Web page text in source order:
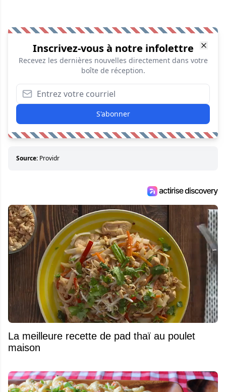
Inscrivez-vous à notre infolettre
Recevez les dernières nouvelles directement dans votre
boîte de réception.
S'abonner
Source: Providr
La meilleure recette de pad thaï au poulet
maison